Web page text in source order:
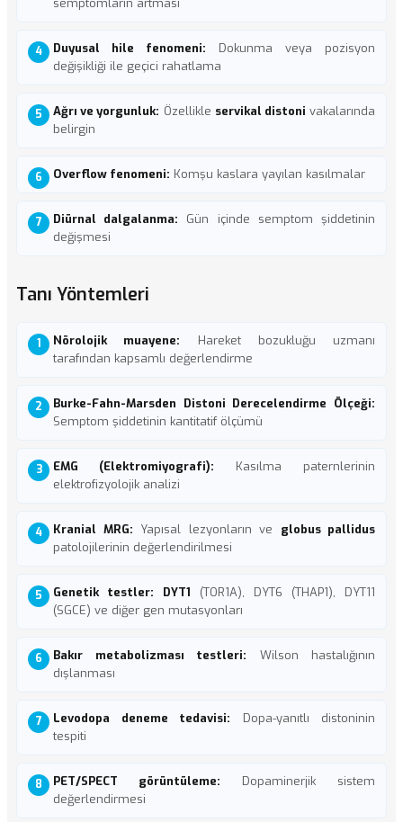
semptomların artması
Duyusal hile fenomeni: Dokunma veya pozisyon
değişikliği ile geçici rahatlama
Ağrı ve yorgunluk: Özellikle servikal distoni vakalarında
belirgin
Overflow fenomeni: Komşu kaslara yayılan kasılmalar
Diürnal dalgalanma: Gün içinde semptom şiddetinin
değişmesi
Tanı Yöntemleri
Nörolojik muayene: Hareket bozukluğu uzmanı
tarafından kapsamlı değerlendirme
Burke-Fahn-Marsden Distoni Derecelendirme Ölçeği:
Semptom şiddetinin kantitatif ölçümü
EMG (Elektromiyografi): Kasılma paternlerinin
elektrofizyolojik analizi
Kranial MRG: Yapısal lezyonların ve globus pallidus
patolojilerinin değerlendirilmesi
Genetik testler: DYT1 (TOR1A), DYT6 (THAP1), DYT11
(SGCE) ve diğer gen mutasyonları
Bakır metabolizması testleri: Wilson hastalığının
dışlanması
Levodopa deneme tedavisi: Dopa-yanıtlı distoninin
tespiti
PET/SPECT görüntüleme: Dopaminerjik sistem
değerlendirmesi